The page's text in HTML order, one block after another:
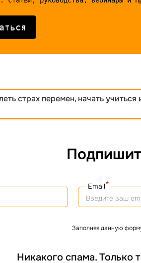
страх перемен, начать учиться
Email*
Заполняя данную
Никакого спама. Только